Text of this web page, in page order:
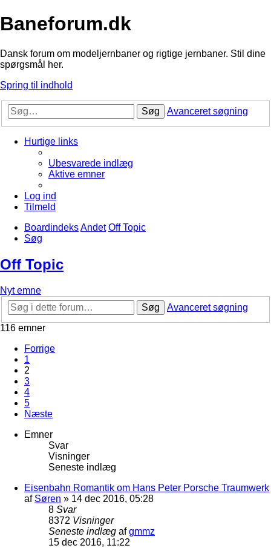
Baneforum.dk
Dansk forum om modeljernbaner og rigtige jernbaner. Stil dine
spørgsmål her.
Spring til indhold
Søg Avanceret søgning
Hurtige links
Ubesvarede indlæg
Aktive emner
Log ind
Tilmeld
BoardindeksAndet Off Topic
Søg
Off Topic
Nyt emne
Søg
Avanceret søgning
116 emner
Forrige
1
2
3
4
5
Næste
Emner
Svar
Visninger
Seneste indlæg
Eisenbahn Romantik om Hans Peter Porsche Traumwerk
af Søren » 14 dec 2016, 05:28
8 Svar
8372 Visninger
Seneste indlæg afgmmz
15 dec 2016, 11:22